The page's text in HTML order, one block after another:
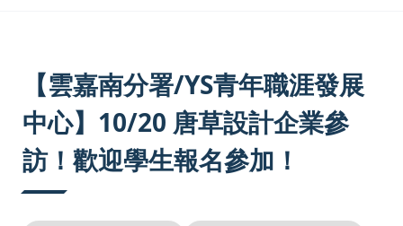
【雲嘉南分署/YS青年職涯發展
中心】10/20 唐草設計企業參
訪！歡迎學生報名參加！